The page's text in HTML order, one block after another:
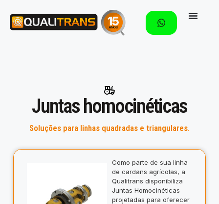
Juntas homocinéticas
Soluções para linhas quadradas e triangulares.
Como parte de sua linha
de cardans agrícolas, a
Qualitrans disponibiliza
Juntas Homocinéticas
projetadas para oferecer